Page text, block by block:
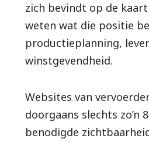
zich bevindt op de
weten wat die positie
productieplanning,
winstgevendheid.
Websites van
doorgaans slechts zo’n
benodigde